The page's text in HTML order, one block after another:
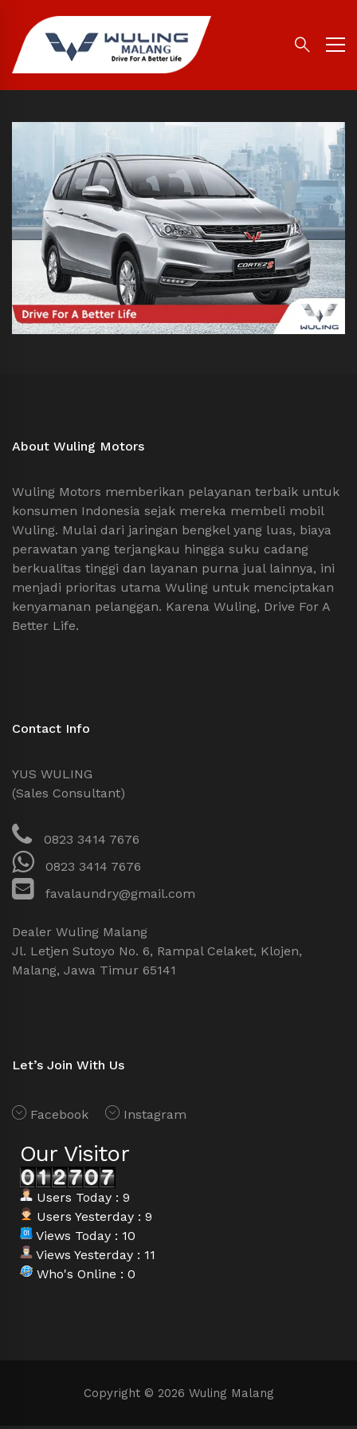
About Wuling Motors
Wuling Motors memberikan pelayanan terbaik untuk
konsumen Indonesia sejak mereka membeli mobil
Wuling. Mulai dari jaringan bengkel yang luas, biaya
perawatan yang terjangkau hingga suku cadang
berkualitas tinggi dan layanan purna jual lainnya, ini
menjadi prioritas utama Wuling untuk menciptakan
kenyamanan pelanggan. Karena Wuling, Drive For A
Better Life.
Contact Info
YUS WULING
(Sales Consultant)
0823 3414 7676
0823 3414 7676
favalaundry@gmail.com
Dealer Wuling Malang
Jl. Letjen Sutoyo No. 6, Rampal Celaket, Klojen,
Malang, Jawa Timur 65141
Let’s Join With Us
Facebook Instagram
Our Visitor
Users Today : 9
Users Yesterday : 9
Views Today : 10
Views Yesterday : 11
Who's Online : 0
Copyright © 2026 Wuling Malang